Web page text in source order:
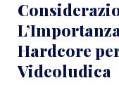
Hardcore
Videoludica